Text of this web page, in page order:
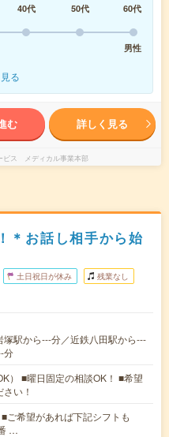
40代 50代
60代
男性
る
む 詳しく見る
ビス メディカル事業本部
＊お話し相手から始
土日祝日が休み 残業なし
駅から---分／近鉄八田駅から---
分
） ■曜日固定の相談OK！ ■希望
い！
ご希望があれば下記シフトも
…